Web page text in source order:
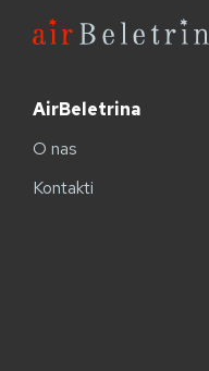
AirBeletrina
O nas
Kontakti